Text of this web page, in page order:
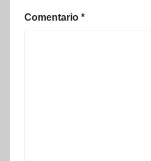
Comentario *